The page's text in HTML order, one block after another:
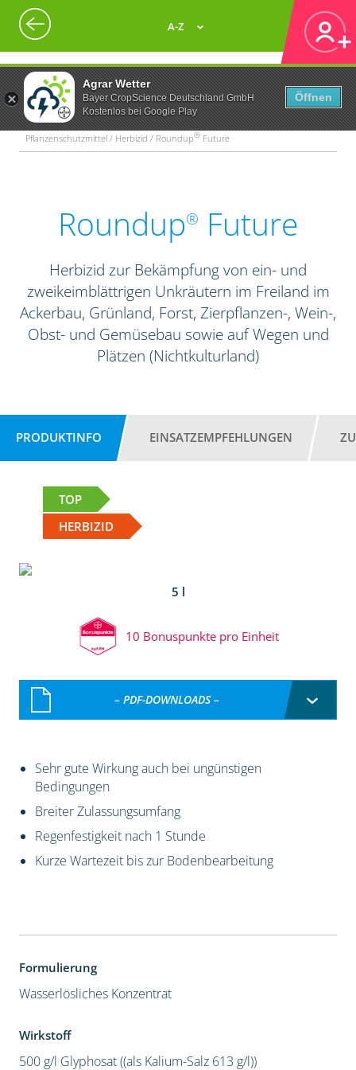
Agrar Wetter
Bayer CropScience Deutschland GmbH
Kostenlos bei Google Play
Öffnen
A-Z
Pflanzenschutzmittel / Herbizid / Roundup® Future
Roundup® Future
Herbizid zur Bekämpfung von ein- und
zweikeimblättrigen Unkräutern im Freiland im
Ackerbau, Grünland, Forst, Zierpflanzen-, Wein-,
Obst- und Gemüsebau sowie auf Wegen und
Plätzen (Nichtkulturland)
PRODUKTINFO EINSATZEMPFEHLUNGEN
TOP
HERBIZID
5 l
10 Bonuspunkte pro Einheit
– PDF-DOWNLOADS –
Sehr gute Wirkung auch bei ungünstigen
Bedingungen
Breiter Zulassungsumfang
Regenfestigkeit nach 1 Stunde
Kurze Wartezeit bis zur Bodenbearbeitung
Formulierung
Wasserlösliches Konzentrat
Wirkstoff
500 g/l Glyphosat ((als Kalium-Salz 613 g/l))